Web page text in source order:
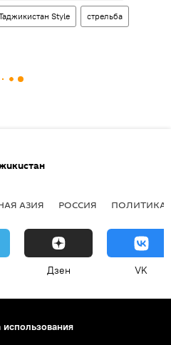
Style стрельба
АЗИЯ РОССИЯ ПОЛИТИКА
Дзен VK
использования